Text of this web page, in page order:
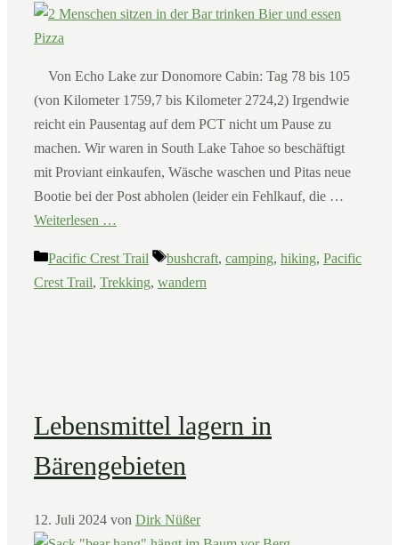
Von Echo Lake zur Donomore Cabin: Tag 78 bis 105
(von Kilometer 1759,7 bis Kilometer 2724,2) Irgendwie
reicht ein Pausentag auf dem PCT nicht um Pause zu
machen. Wir waren in South Lake Tahoe so beschäftigt
mit Proviant einkaufen, Wäsche waschen und Pitas neue
Bootie bei der Post abholen (leider ein Fehlkauf, die …
Weiterlesen …
Kategorien
Pacific Crest Trail Schlagwörter
bushcraft, camping, hiking, Pacific
Crest Trail, Trekking, wandern
Lebensmittel lagern in
Bärengebieten
12. Juli 2024 von Dirk Nüßer